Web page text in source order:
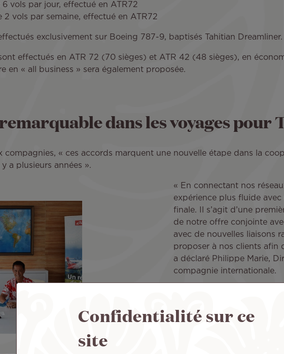
6 vols par jour, effectué en ATR72
2 vols par semaine, effectué en ATR72
exclusivement sur Boeing 787-9, baptisés Tahitian Dreamliner.
effectués en ATR 72 (70 sièges) et ATR 42 (48 sièges), en
en « all business » sera également proposée.
dans les voyages pour
compagnies, « ces accords marquent une nouvelle étape dans la
a plusieurs années ».
« En connectant nos
expérience plus fluide
finale. Il s’agit d’une
de notre offre conjointe
avec de nouvelles liaisons
proposer à nos clients afin
a déclaré Philippe Marie,
compagnie internationale.
« Nous sommes fiers de
code avec la compagnie
Air Tahiti et Air Tahiti Nui
nos deux compagnies »,
général d’Air Tahiti, la
Confidentialité sur ce
site